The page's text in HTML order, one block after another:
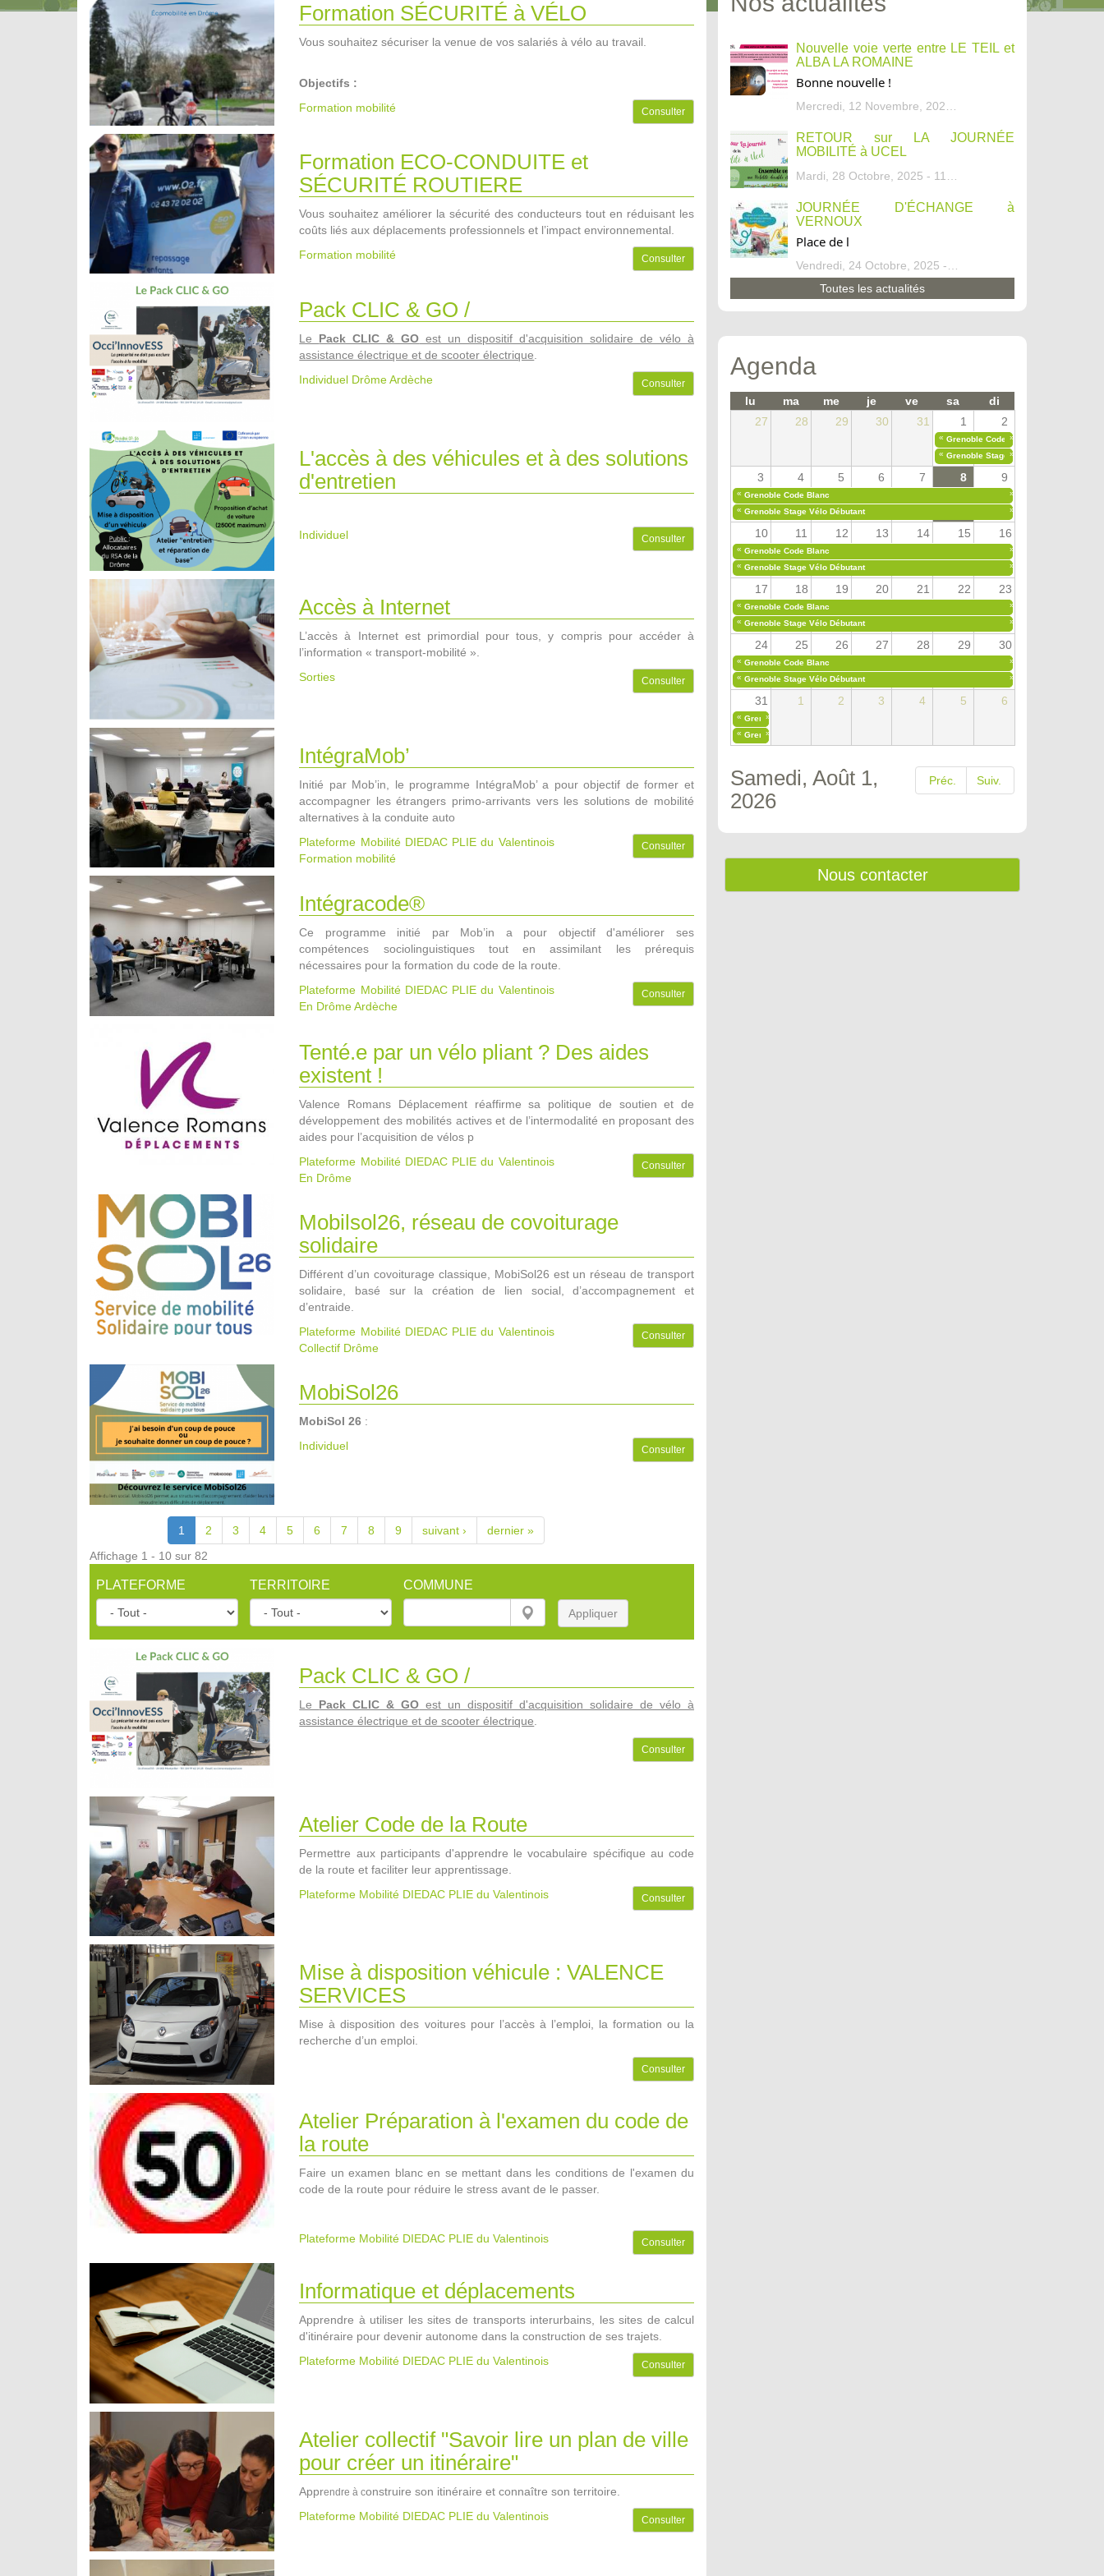
Formation SÉCURITÉ à VÉLO
Vous souhaitez sécuriser la venue de vos salariés à vélo au travail.
Objectifs :
Formation mobilité
Consulter
Formation ECO-CONDUITE et
SÉCURITÉ ROUTIERE
Vous souhaitez améliorer la sécurité des conducteurs tout en réduisant les
coûts liés aux déplacements professionnels et l’impact environnemental.
Formation mobilité
Consulter
Pack CLIC & GO /
Le Pack CLIC & GO est un dispositif d'acquisition solidaire de vélo à
assistance électrique et de scooter électrique.
Individuel Drôme Ardèche
Consulter
L'accès à des véhicules et à des solutions
d'entretien
Individuel Consulter
Accès à Internet
L’accès à Internet est primordial pour tous, y compris pour accéder à
l’information « transport-mobilité ».
Sorties
Consulter
IntégraMob’
Initié par Mob’in, le programme IntégraMob’ a pour objectif de former et
accompagner les étrangers primo-arrivants vers les solutions de mobilité
alternatives à la conduite auto
Plateforme Mobilité DIEDAC PLIE du Valentinois
Formation mobilité
Consulter
Intégracode®
Ce programme initié par Mob’in a pour objectif d'améliorer ses
compétences sociolinguistiques tout en assimilant les prérequis
nécessaires pour la formation du code de la route.
Plateforme Mobilité DIEDAC PLIE du Valentinois
En Drôme Ardèche
Consulter
Tenté.e par un vélo pliant ? Des aides
existent !
Valence Romans Déplacement réaffirme sa politique de soutien et de
développement des mobilités actives et de l’intermodalité en proposant des
aides pour l’acquisition de vélos p
Plateforme Mobilité DIEDAC PLIE du Valentinois
En Drôme
Consulter
Mobilsol26, réseau de covoiturage
solidaire
Différent d’un covoiturage classique, MobiSol26 est un réseau de transport
solidaire, basé sur la création de lien social, d’accompagnement et
d’entraide.
Plateforme Mobilité DIEDAC PLIE du Valentinois
Collectif Drôme
Consulter
MobiSol26
MobiSol 26 :
Individuel
Consulter
1 2 3 4 5 6 7 8 9 suivant ›
dernier »
Affichage 1 - 10 sur 82
PLATEFORME TERRITOIRE COMMUNE
Appliquer
Pack CLIC & GO /
Le Pack CLIC & GO est un dispositif d'acquisition solidaire de vélo à
assistance électrique et de scooter électrique
Consulter
Atelier Code de la Route
Permettre aux participants d'apprendre le vocabulaire spécifique au code
de la route et faciliter leur apprentissage.
Plateforme Mobilité DIEDAC PLIE du Valentinois
Consulter
Mise à disposition véhicule : VALENCE
SERVICES
Mise à disposition des voitures pour l’accès à l’emploi, la formation ou la
recherche d’un emploi.
Consulter
Atelier Préparation à l'examen du code de
la route
Faire un examen blanc en se mettant dans les conditions de l'examen du
code de la route pour réduire le stress avant de le passer.
Plateforme Mobilité DIEDAC PLIE du Valentinois Consulter
Informatique et déplacements
Apprendre à utiliser les sites de transports interurbains, les sites de calcul
d'itinéraire pour devenir autonome dans la construction de ses trajets.
Plateforme Mobilité DIEDAC PLIE du Valentinois
Consulter
Atelier collectif "Savoir lire un plan de ville
pour créer un itinéraire"
Apprendre à construire son itinéraire et connaître son territoire.
Plateforme Mobilité DIEDAC PLIE du Valentinois
Consulter
Nouvelle voie verte entre LE TEIL et
ALBA LA ROMAINE
Bonne nouvelle !
RETOUR sur LA JOURNÉE
MOBILITÉ à UCEL
JOURNÉE D'ÉCHANGE à
VERNOUX
Place de l
Toutes les actualités
Agenda
lu ma me je ve sa
di
27
28 29 30 31 1 2
« Grenoble Code Blanc
»
« Grenoble Stage Vélo Débutant
»
3 4 5 6 7 8 9
« Grenoble Code Blanc
»
« Grenoble Stage Vélo Débutant »
10 11 12 13 14 15 16
« Grenoble Code Blanc
»
« Grenoble Stage Vélo Débutant »
17 18 19 20 21 22 23
« Grenoble Code Blanc
»
« Grenoble Stage Vélo Débutant »
24 25 26 27 28 29 30
« Grenoble Code Blanc
»
« Grenoble Stage Vélo Débutant »
31 1 2 3 4 5 6
« Grenoble Code Blanc
»
« Grenoble Stage Vélo Débutant
»
Préc. Suiv.
Samedi, Août 1,
2026
Nous contacter